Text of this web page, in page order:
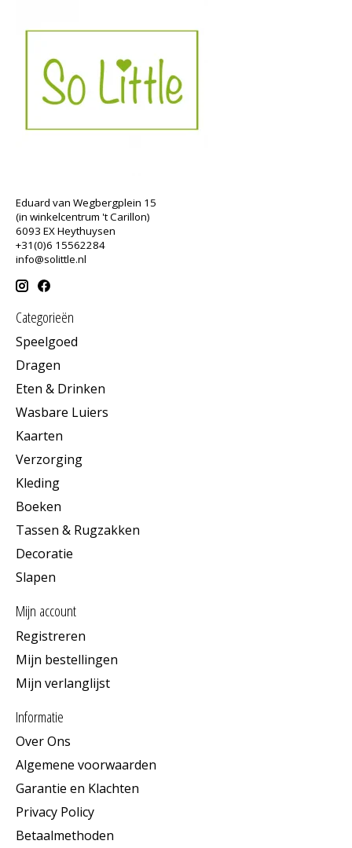
Eduard van Wegbergplein 15
(in winkelcentrum 't Carillon)
6093 EX Heythuysen
+31(0)6 15562284
info@solittle.nl
Categorieën
Speelgoed
Dragen
Eten & Drinken
Wasbare Luiers
Kaarten
Verzorging
Kleding
Boeken
Tassen & Rugzakken
Decoratie
Slapen
Mijn account
Registreren
Mijn bestellingen
Mijn verlanglijst
Informatie
Over Ons
Algemene voorwaarden
Garantie en Klachten
Privacy Policy
Betaalmethoden